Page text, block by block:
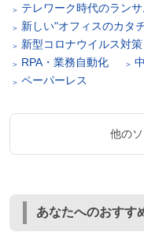
テレワーク時代のラン
新しい"オフィスのカタ
新型コロナウイルス対策
RPA・業務自動化
ペーパーレス
他の
あなたへのおすす